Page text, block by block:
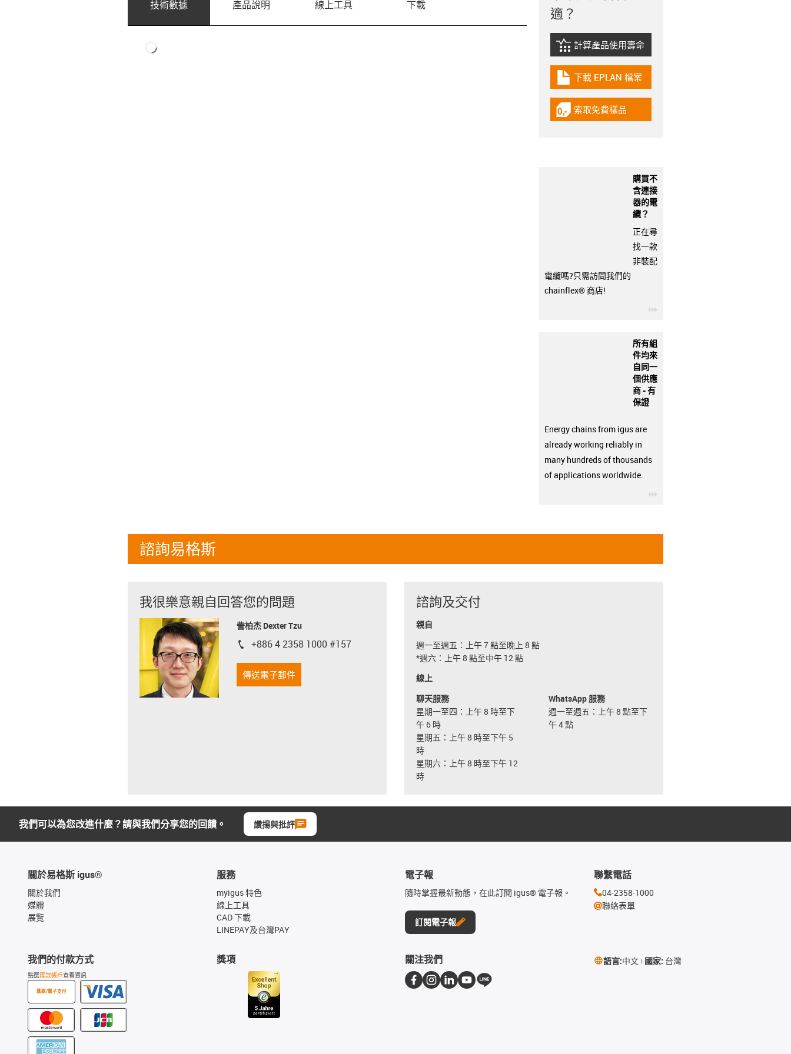
技術數據 產品說明 線上工具 下載
適？
igus-icon-lebensdauerrechner
計算產品使用壽命
igus-icon-download-plan
下載 EPLAN 檔案
igus-icon-gratismuster
索取免費樣品
購買不
含連接
器的電
纜？
正在尋
找一款
非裝配
電纜嗎?只需訪問我們的
chainflex® 商店!
所有組
件均來
自同一
個供應
商 - 有
保證
Energy chains from igus are
already working reliably in
many hundreds of thousands
of applications worldwide.
諮詢易格斯
我很樂意親自回答您的問題
訾柏杰 Dexter Tzu
igus-icon-phone
+886 4 2358 1000 #157
傳送電子郵件
諮詢及交付
親自
週一至週五：上午 7 點至晚上 8 點
*週六：上午 8 點至中午 12 點
線上
聊天服務
星期一至四：上午 8 時至下
午 6 時
星期五：上午 8 時至下午 5
時
星期六：上午 8 時至下午 12
時
WhatsApp 服務
週一至週五：上午 8 點至下
午 4 點
我們可以為您改進什麼？請與我們分享您的回饋。 讚揚與批評
關於易格斯 igus®
關於我們
媒體
展覽
我們的付款方式
點選匯款帳戶查看資訊
匯款/電子支付
服務
myigus 特色
線上工具
CAD 下載
LINEPAY及台灣PAY
獎項
電子報
隨時掌握最新動態，在此訂閱 igus® 電子報。
訂閱電子報
聯繫電話
04-2358-1000
聯絡表單
關注我們 語言:中文 國家: 台灣